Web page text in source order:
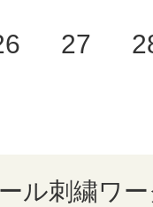
27
ル刺繍ワ